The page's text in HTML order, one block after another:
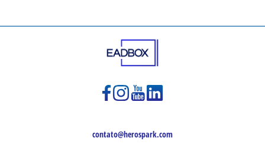
contato@herospark.com